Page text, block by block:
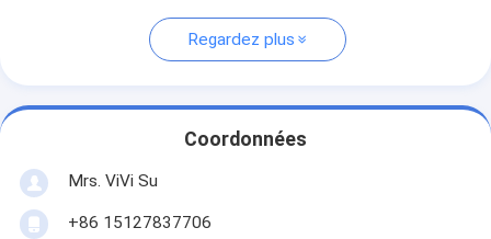
Regardez plus
Coordonnées
Mrs. ViVi Su
+86 15127837706